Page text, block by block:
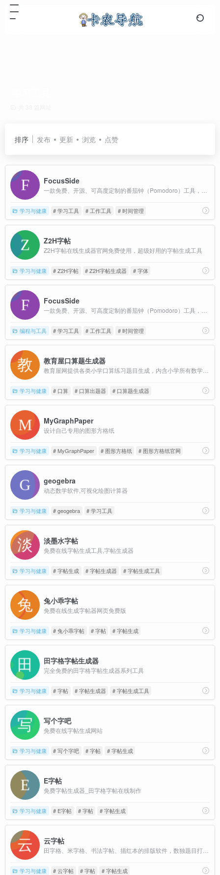
排序 发布 更新 浏览 点赞
FocusSide
学习与健康 # 学习工具 # 工作工具 # 时间管理
Z2H字帖
Z2H字帖在线生成器官网免费使用，超级好用的字帖生成工具
学习与健康 # Z2H字帖 # Z2H字帖生成器 # 字体
FocusSide
编程与工具 # 学习工具 # 工作工具 # 时间管理
教育屋口算题生成器
学习与健康 # 口算 # 口算出题器 # 口算题生成器
MyGraphPaper
设计自己专用的图形方格纸
学习与健康 # MyGraphPaper # 图形方格纸 # 图形方格纸官网
geogebra
动态数学软件,可视化绘图计算器
学习与健康 # geogebra # 学习工具
淡墨水字帖
免费在线字帖生成工具,字帖生成器
学习与健康 # 字帖生成 # 字帖生成器 # 字帖生成工具
兔小乖字帖
免费在线生成字帖器网页免费版
学习与健康 # 兔小乖字帖 # 字帖 # 字帖生成
田字格字帖生成器
完全免费的田字格字帖生成器系列工具
学习与健康 # 字帖 # 字帖生成器 # 字帖生成工具
写个字吧
免费在线字帖生成网站
学习与健康 # 写个字吧 # 字帖 # 字帖生成
E字帖
免费字帖生成器_田字格字帖在线制作
学习与健康 # E字帖 # 字帖 # 字帖生成
云字帖
学习与健康 # 云字帖 # 字帖 # 字帖生成